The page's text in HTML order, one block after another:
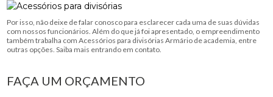
Por isso, não deixe de falar conosco para esclarecer cada uma de suas dúvidas
com nossos funcionários. Além do que já foi apresentado, o empreendimento
também trabalha com Acessórios para divisórias Armário de academia, entre
outras opções. Saiba mais entrando em contato.
FAÇA UM ORÇAMENTO